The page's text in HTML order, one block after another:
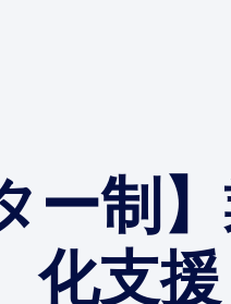
ー制
化支援